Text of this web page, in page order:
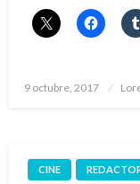
Publicado
9 octubre, 2017
CINE